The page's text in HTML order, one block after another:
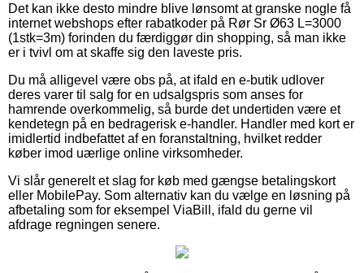
Det kan ikke desto mindre blive lønsomt at granske nogle få
internet webshops efter rabatkoder på Rør Sr Ø63 L=3000
(1stk=3m) forinden du færdiggør din shopping, så man ikke
er i tvivl om at skaffe sig den laveste pris.
Du må alligevel være obs på, at ifald en e-butik udlover
deres varer til salg for en udsalgspris som anses for
hamrende overkommelig, så burde det undertiden være et
kendetegn på en bedragerisk e-handler. Handler med kort er
imidlertid indbefattet af en foranstaltning, hvilket redder
køber imod uærlige online virksomheder.
Vi slår generelt et slag for køb med gængse betalingskort
eller MobilePay. Som alternativ kan du vælge en løsning på
afbetaling som for eksempel ViaBill, ifald du gerne vil
afdrage regningen senere.